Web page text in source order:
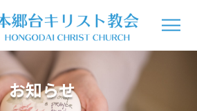
お知らせ